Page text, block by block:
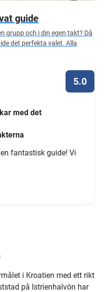
guide
grupp och i din egen takt? Då
det perfekta valet. Alla
5.0
med det
fantastisk guide! Vi
i Kroatien med ett rikt
på Istrienhalvön har